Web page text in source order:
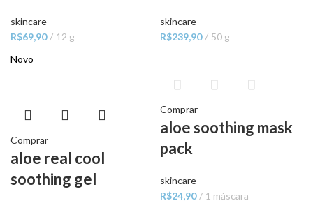
skincare
R$69,90 12 g
skincare
R$239,90
50 g
Novo
Comprar
aloe real cool
soothing gel
Comprar
aloe soothing mask
pack
skincare
R$24,90 1 máscara